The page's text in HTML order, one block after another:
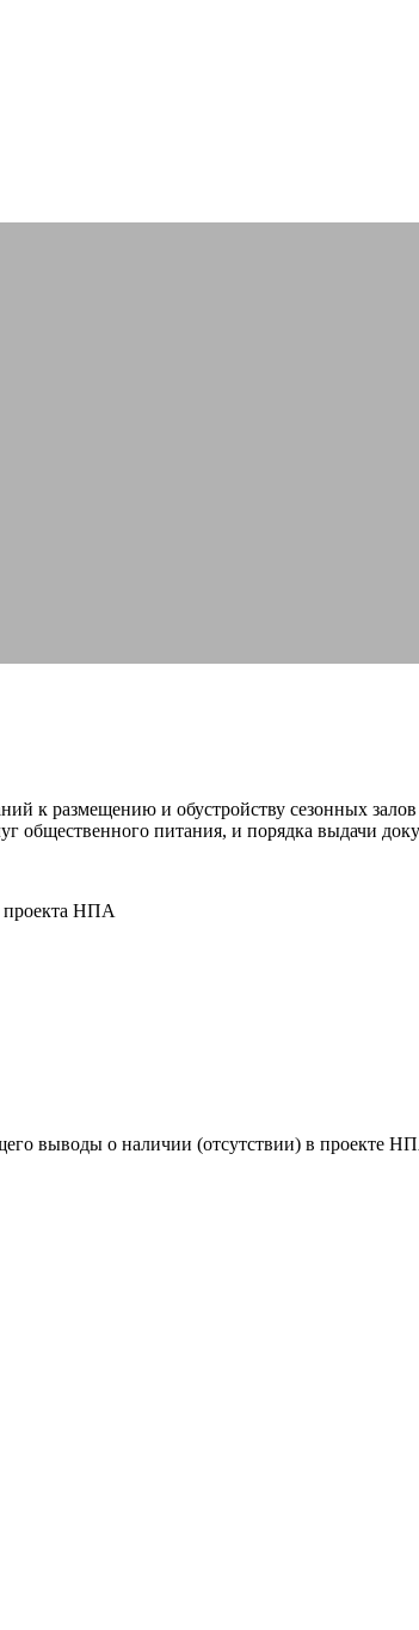
к размещению и обустройству сезонных
общественного питания, и порядка выдачи
проекта НПА
выводы о наличии (отсутствии) в проекте